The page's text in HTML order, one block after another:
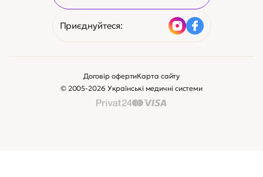
Приєднуйтеся:
© 2005-2026 Українські медичні системи
Договір офертиКарта сайту